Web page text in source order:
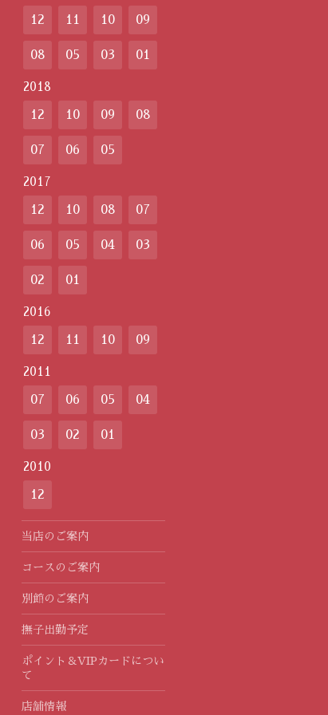
12 11 10 09
08 05 03 01
2018
12 10 09 08
07 06 05
2017
12 10 08 07
06 05 04 03
02 01
2016
12 11 10 09
2011
07 06 05 04
03 02 01
2010
12
当店のご案内
コースのご案内
別館のご案内
撫子出勤予定
ポイント＆VIPカードについ
て
店舗情報